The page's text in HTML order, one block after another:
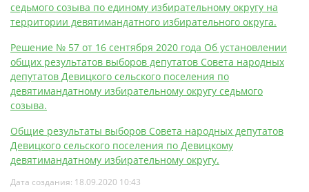
седьмого созыва по единому избирательному округу на
территории девятимандатного избирательного округа.
Решение № 57 от 16 сентября 2020 года Об установлении
общих результатов выборов депутатов Совета народных
депутатов Девицкого сельского поселения по
девятимандатному избирательному округу седьмого
созыва.
Общие результаты выборов Совета народных депутатов
Девицкого сельского поселения по Девицкому
девятимандатному избирательному округу.
Дата создания: 18.09.2020 10:43